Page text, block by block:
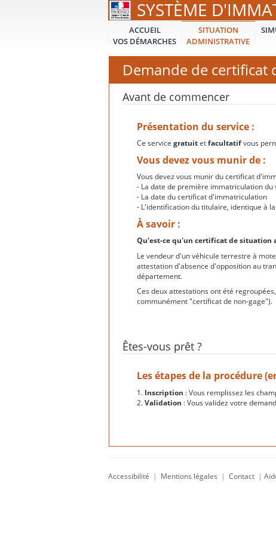
SYSTÈME
ACCUEIL
VOS DÉMARCHES
SITUATION
ADMINISTRATIVE
Demande de
Avant de commencer
Présentation du service :
Ce service gratuitetfacultatifvous
Vous devez vous munir de :
Vous devez vous munir du certificat
- La date de première immatriculation
- La date du certificat d'immatriculation
- L'identification du titulaire, identique à
À savoir :
Qu'est-ce qu'un certificat de situation
Le vendeur d'un véhicule terrestre à
attestation d'absence d'opposition au
département.
Ces deux attestations ont été
communément "certificat de non-gage").
Êtes-vous prêt ?
Les étapes de la procédure
1. Inscription : Vous remplissez les
2.Validation : Vous validez votre
Accessibilité | Mentions légales | Contact |